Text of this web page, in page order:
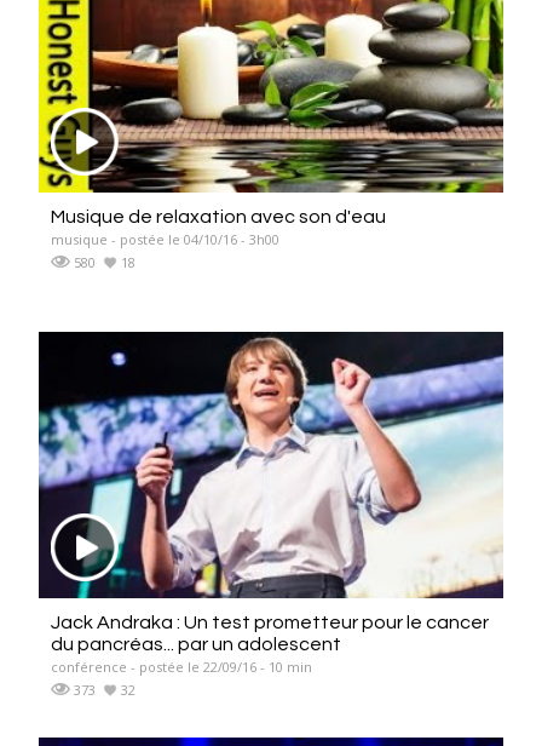
Musique de relaxation avec son d'eau
musique - postée le 04/10/16 - 3h00
580
18
Jack Andraka : Un test prometteur pour le cancer
du pancréas... par un adolescent
conférence - postée le 22/09/16 - 10 min
373
32